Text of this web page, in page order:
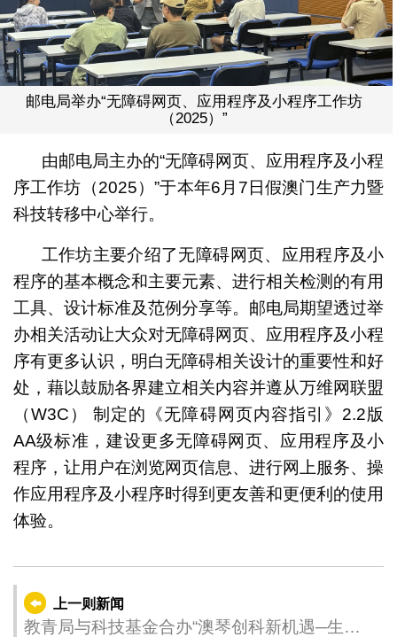
邮电局举办“无障碍网页、应用程序及小程序工作坊
（2025）”
由邮电局主办的“无障碍网页、应用程序及小程
序工作坊（2025）”于本年6月7日假澳门生产力暨
科技转移中心举行。
工作坊主要介绍了无障碍网页、应用程序及小
程序的基本概念和主要元素、进行相关检测的有用
工具、设计标准及范例分享等。邮电局期望透过举
办相关活动让大众对无障碍网页、应用程序及小程
序有更多认识，明白无障碍相关设计的重要性和好
处，藉以鼓励各界建立相关内容并遵从万维网联盟
（W3C） 制定的《无障碍网页内容指引》2.2版
AA级标准，建设更多无障碍网页、应用程序及小
程序，让用户在浏览网页信息、进行网上服务、操
作应用程序及小程序时得到更友善和更便利的使用
体验。
上一则新闻
教青局与科技基金合办“澳琴创科新机遇─生涯